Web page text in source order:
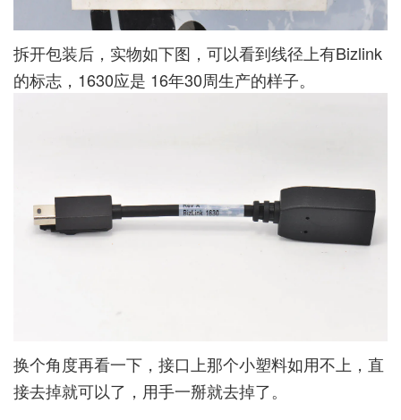
拆开包装后，实物如下图，可以看到线径上有Bizlink
的标志，1630应是 16年30周生产的样子。
换个角度再看一下，接口上那个小塑料如用不上，直
接去掉就可以了，用手一掰就去掉了。